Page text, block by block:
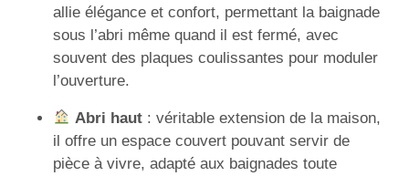
allie élégance et confort, permettant la baignade
sous l’abri même quand il est fermé, avec
souvent des plaques coulissantes pour moduler
l’ouverture.
Abri haut : véritable extension de la maison,
il offre un espace couvert pouvant servir de
pièce à vivre, adapté aux baignades toute